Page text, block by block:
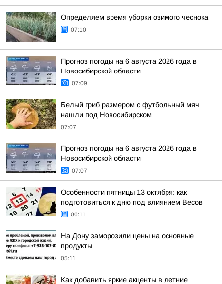
Определяем время уборки озимого чеснока
07:10
Прогноз погоды на 6 августа 2026 года в
Новосибирской области
07:09
Белый гриб размером с футбольный мяч
нашли под Новосибирском
07:07
Прогноз погоды на 6 августа 2026 года в
Новосибирской области
07:07
Особенности пятницы 13 октября: как
подготовиться к дню под влиянием Весов
06:11
На Дону заморозили цены на основные
продукты
05:11
Как добавить яркие акценты в летние